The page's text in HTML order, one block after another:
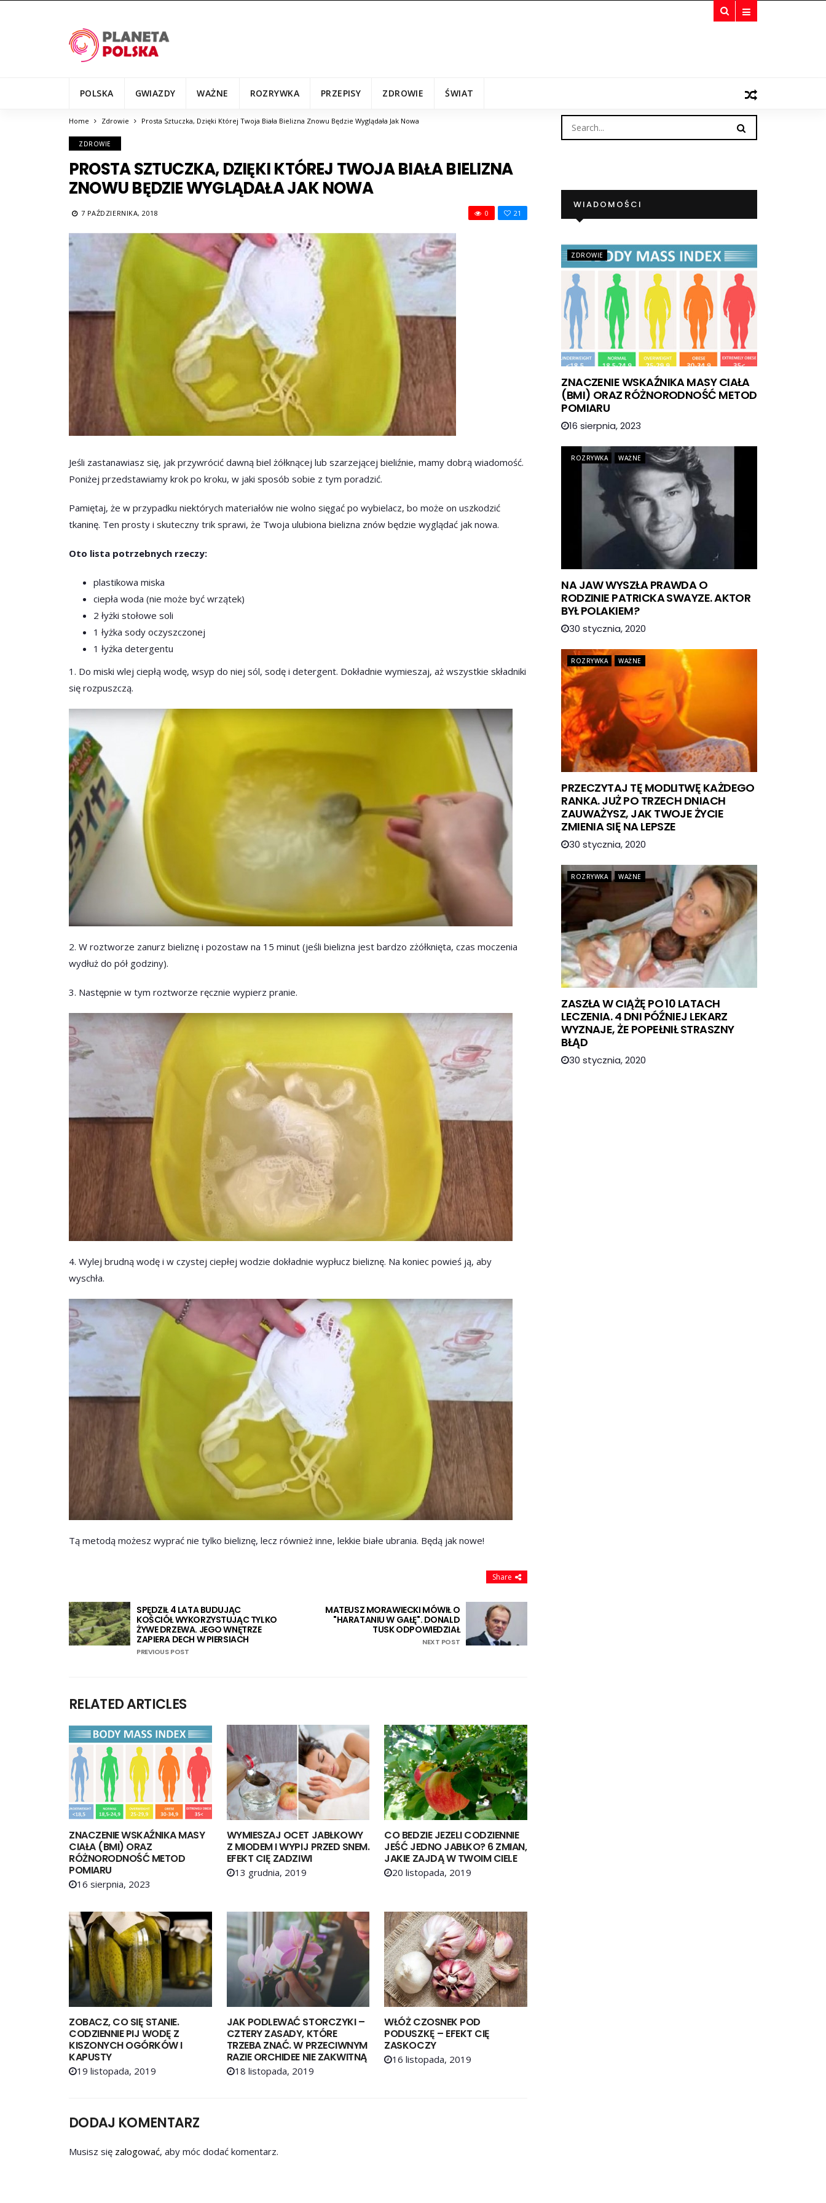
POLSKA GWIAZDY WAŻNE ROZRYWKA PRZEPISY ZDROWIE ŚWIAT
Home Zdrowie Prosta Sztuczka, Dzięki Której Twoja Biała Bielizna Znowu Będzie Wyglądała Jak Nowa
ZDROWIE
PROSTA SZTUCZKA, DZIĘKI KTÓREJ TWOJA BIAŁA BIELIZNA
ZNOWU BĘDZIE WYGLĄDAŁA JAK NOWA
7 PAŹDZIERNIKA, 2018 21
0
Jeśli zastanawiasz się, jak przywrócić dawną biel żółknącej lub szarzejącej bieliźnie, mamy dobrą wiadomość.
Poniżej przedstawiamy krok po kroku, w jaki sposób sobie z tym poradzić.
Pamiętaj, że w przypadku niektórych materiałów nie wolno sięgać po wybielacz, bo może on uszkodzić
tkaninę. Ten prosty i skuteczny trik sprawi, że Twoja ulubiona bielizna znów będzie wyglądać jak nowa.
Oto lista potrzebnych rzeczy:
plastikowa miska
ciepła woda (nie może być wrzątek)
2 łyżki stołowe soli
1 łyżka sody oczyszczonej
1 łyżka detergentu
1. Do miski wlej ciepłą wodę, wsyp do niej sól, sodę i detergent. Dokładnie wymieszaj, aż wszystkie składniki
się rozpuszczą.
2. W roztworze zanurz bieliznę i pozostaw na 15 minut (jeśli bielizna jest bardzo zżółknięta, czas moczenia
wydłuż do pół godziny).
3. Następnie w tym roztworze ręcznie wypierz pranie.
4. Wylej brudną wodę i w czystej ciepłej wodzie dokładnie wypłucz bieliznę. Na koniec powieś ją, aby
wyschła.
Tą metodą możesz wyprać nie tylko bieliznę, lecz również inne, lekkie białe ubrania. Będą jak nowe!
Share
SPĘDZIŁ 4 LATA BUDUJĄC
KOŚCIÓŁ WYKORZYSTUJĄC TYLKO
ŻYWE DRZEWA. JEGO WNĘTRZE
ZAPIERA DECH W PIERSIACH
PREVIOUS POST
MATEUSZ MORAWIECKI MÓWIŁ O
"HARATANIU W GAŁĘ". DONALD
TUSK ODPOWIEDZIAŁ
NEXT POST
RELATED ARTICLES
ZNACZENIE WSKAŹNIKA MASY
CIAŁA (BMI) ORAZ
RÓŻNORODNOŚĆ METOD
POMIARU
16 sierpnia, 2023
WYMIESZAJ OCET JABŁKOWY
Z MIODEM I WYPIJ PRZED SNEM.
EFEKT CIĘ ZADZIWI
13 grudnia, 2019
CO BEDZIE JEZELI CODZIENNIE
JEŚĆ JEDNO JABŁKO? 6 ZMIAN,
JAKIE ZAJDĄ W TWOIM CIELE
20 listopada, 2019
ZOBACZ, CO SIĘ STANIE.
CODZIENNIE PIJ WODĘ Z
KISZONYCH OGÓRKÓW I
KAPUSTY
19 listopada, 2019
JAK PODLEWAĆ STORCZYKI –
CZTERY ZASADY, KTÓRE
TRZEBA ZNAĆ. W PRZECIWNYM
RAZIE ORCHIDEE NIE ZAKWITNĄ
18 listopada, 2019
WŁÓŻ CZOSNEK POD
PODUSZKĘ – EFEKT CIĘ
ZASKOCZY
16 listopada, 2019
DODAJ KOMENTARZ
Musisz się zalogować, aby móc dodać komentarz.
WIADOMOŚCI
ZDROWIE
ZNACZENIE WSKAŹNIKA MASY CIAŁA
(BMI) ORAZ RÓŻNORODNOŚĆ METOD
POMIARU
16 sierpnia, 2023
ROZRYWKA WAŻNE
NA JAW WYSZŁA PRAWDA O
RODZINIE PATRICKA SWAYZE. AKTOR
BYŁ POLAKIEM?
30 stycznia, 2020
ROZRYWKA WAŻNE
PRZECZYTAJ TĘ MODLITWĘ KAŻDEGO
RANKA. JUŻ PO TRZECH DNIACH
ZAUWAŻYSZ, JAK TWOJE ŻYCIE
ZMIENIA SIĘ NA LEPSZE
30 stycznia, 2020
ROZRYWKA WAŻNE
ZASZŁA W CIĄŻĘ PO 10 LATACH
LECZENIA. 4 DNI PÓŹNIEJ LEKARZ
WYZNAJE, ŻE POPEŁNIŁ STRASZNY
BŁĄD
30 stycznia, 2020